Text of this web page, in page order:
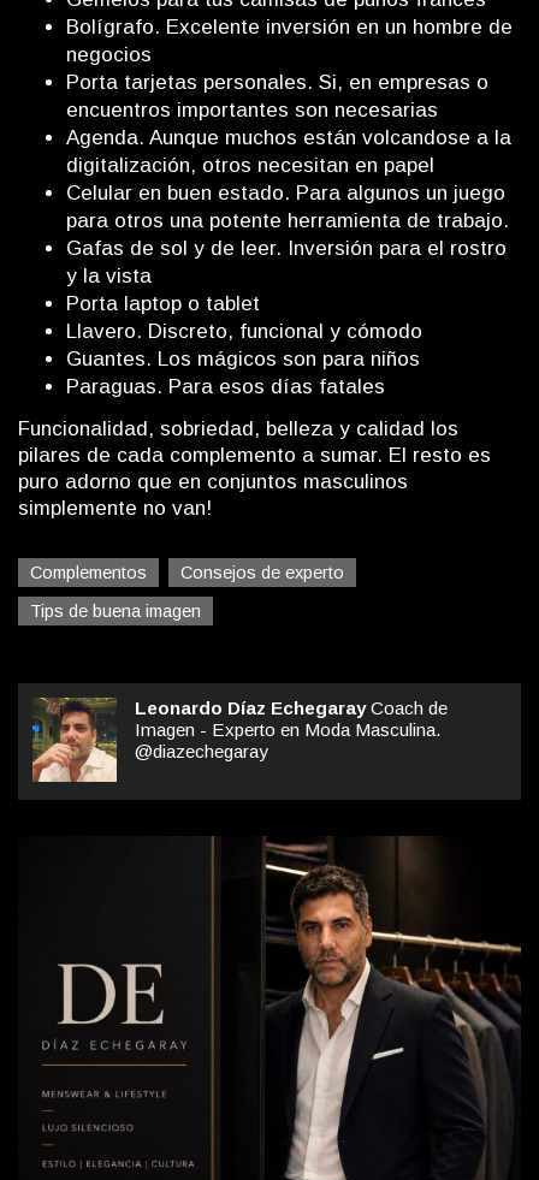
Bolígrafo. Excelente inversión en un hombre de
negocios
Porta tarjetas personales. Si, en empresas o
encuentros importantes son necesarias
Agenda. Aunque muchos están volcandose a la
digitalización, otros necesitan en papel
Celular en buen estado. Para algunos un juego
para otros una potente herramienta de trabajo.
Gafas de sol y de leer. Inversión para el rostro
y la vista
Porta laptop o tablet
Llavero. Discreto, funcional y cómodo
Guantes. Los mágicos son para niños
Paraguas. Para esos días fatales
Funcionalidad, sobriedad, belleza y calidad los
pilares de cada complemento a sumar. El resto es
puro adorno que en conjuntos masculinos
simplemente no van!
Complementos
Consejos de experto
Tips de buena imagen
Leonardo Díaz EchegarayCoach de
Imagen - Experto en Moda Masculina.
@diazechegaray